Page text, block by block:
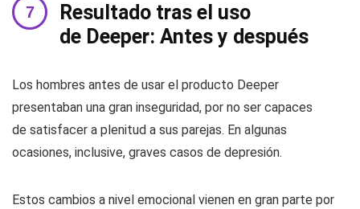
Resultado tras el uso
de Deeper: Antes y después
Los hombres antes de usar el producto Deeper
presentaban una gran inseguridad, por no ser capaces
de satisfacer a plenitud a sus parejas. En algunas
ocasiones, inclusive, graves casos de depresión.
Estos cambios a nivel emocional vienen en gran parte por